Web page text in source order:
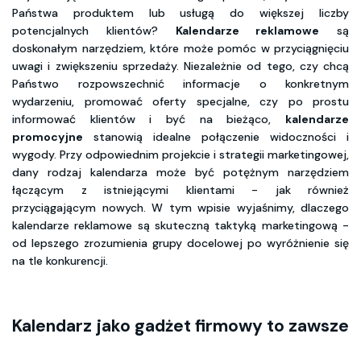
Państwa produktem lub usługą do większej liczby
potencjalnych klientów? Kalendarze reklamowe są
doskonałym narzędziem, które może pomóc w przyciągnięciu
uwagi i zwiększeniu sprzedaży. Niezależnie od tego, czy chcą
Państwo rozpowszechnić informacje o konkretnym
wydarzeniu, promować oferty specjalne, czy po prostu
informować klientów i być na bieżąco, kalendarze
promocyjne stanowią idealne połączenie widoczności i
wygody. Przy odpowiednim projekcie i strategii marketingowej,
dany rodzaj kalendarza może być potężnym narzędziem
łączącym z istniejącymi klientami - jak również
przyciągającym nowych. W tym wpisie wyjaśnimy, dlaczego
kalendarze reklamowe są skuteczną taktyką marketingową -
od lepszego zrozumienia grupy docelowej po wyróżnienie się
na tle konkurencji.
Kalendarz jako gadżet firmowy to zawsze